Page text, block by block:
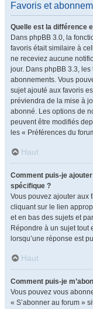
Favoris et
Quelle est la différence
Dans phpBB 3.0, la
favoris était similaire à
ne receviez aucune
jour. Dans phpBB 3.3,
abonnements. Vous
sujet ajouté aux favoris
préviendra de la mise à
abonné. Les options de
peuvent être modifiés
les « Préférences du
Haut
Comment puis-je
spécifique ?
Vous pouvez ajouter aux
cliquant sur le lien
et en bas des sujets et
Répondre à un sujet tout
lorsqu’une réponse est
Haut
Comment puis-je
Vous pouvez vous
« S’abonner au forum »